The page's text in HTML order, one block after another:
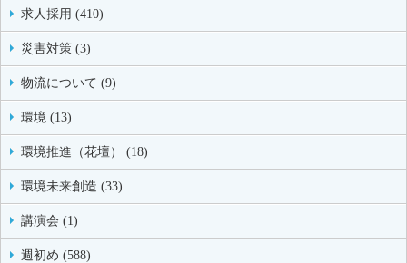
求人採用 (410)
災害対策 (3)
物流について (9)
環境 (13)
環境推進（花壇） (18)
環境未来創造 (33)
講演会 (1)
週初め (588)